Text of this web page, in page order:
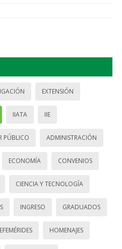
EXTENSIÓN
IIATA IIE
PÚBLICO ADMINISTRACIÓN
ECONOMÍA CONVENIOS
CIENCIA Y TECNOLOGÍA
INGRESO GRADUADOS
EFEMÉRIDES HOMENAJES